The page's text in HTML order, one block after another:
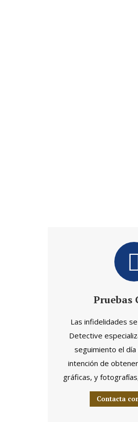
Pruebas
Las infidelidades
Detective
seguimiento el día
intención de
gráficas, y
Contacta